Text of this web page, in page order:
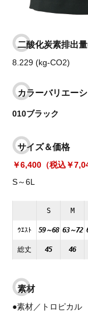
二酸化炭素排出
8.229 (kg-CO2)
カラーバリエー
010ブラック
サイズ＆価格
￥6,400（税込￥
S～6L
S M
ｳｴｽﾄ 59～68 63～72
総丈 45 46
素材
●素材／トロピカ